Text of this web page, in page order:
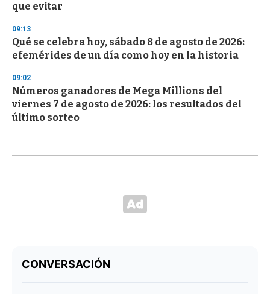
que evitar
09:13
Qué se celebra hoy, sábado 8 de agosto de 2026:
efemérides de un día como hoy en la historia
09:02
Números ganadores de Mega Millions del
viernes 7 de agosto de 2026: los resultados del
último sorteo